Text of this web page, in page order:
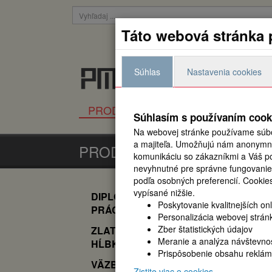
Prihlásiť
PRODUKTY NOVINKY
PRODUKTY
DIPLOMOVÁ
PRÁCA
ZLATENIE A
HĹBKOTLAČ
VÄZBY
PRODUKTY
Najnovšie novinky
Táto webová
Súhlas Nastavenia cookies
Súhlasím s používaním
Na webovej stránke používame
a majiteľa. Umožňujú nám
komunikáciu so zákazníkmi a Váš
nevyhnutné pre správne
podľa osobných preferencií.
vypísané nižšie.
Poskytovanie kvalitnejších
Personalizácia webovej
Zber štatistických údajov
Meranie a analýza
Prispôsobenie obsahu reklám